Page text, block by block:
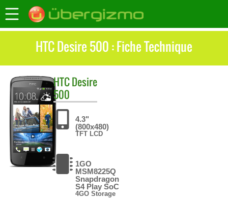
HTC Desire 500 : Fiche Technique
HTCDesire
500
4.3"
(800x480)
TFT LCD
1GO
MSM8225Q
Snapdragon
S4 Play SoC
4GO Storage